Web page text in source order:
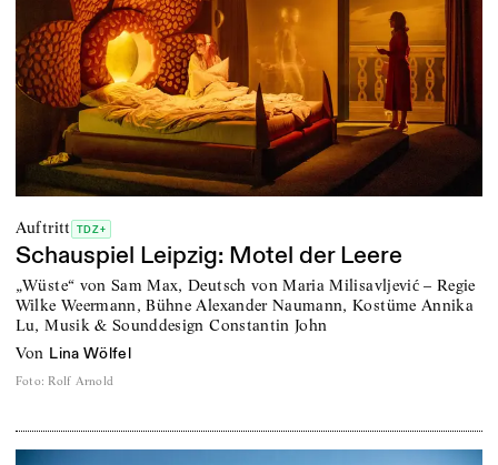
Auftritt TDZ+
Schauspiel Leipzig: Motel der Leere
„Wüste“ von Sam Max, Deutsch von Maria Milisavljević – Regie
Wilke Weermann, Bühne Alexander Naumann, Kostüme Annika
Lu, Musik & Sounddesign Constantin John
von Lina Wölfel
Foto: Rolf Arnold